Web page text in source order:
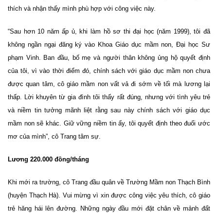
thích và nhận thấy mình phù hợp với công việc này.
“Sau hơn 10 năm ấp ủ, khi làm hồ sơ thi đại học (năm 1999), tôi đã
không ngần ngại đăng ký vào Khoa Giáo dục mầm non, Đại học Sư
phạm Vinh. Ban đầu, bố mẹ và người thân không ủng hộ quyết định
của tôi, vì vào thời điểm đó, chính sách với giáo dục mầm non chưa
được quan tâm, cô giáo mầm non vất vả đi sớm về tối mà lương lại
thấp. Lời khuyên từ gia đình tôi thấy rất đúng, nhưng với tình yêu trẻ
và niềm tin tưởng mãnh liệt rằng sau này chính sách với giáo dục
mầm non sẽ khác. Giữ vững niềm tin ấy, tôi quyết định theo đuổi ước
mơ của mình”, cô Trang tâm sự.
Lương 220.000 đồng/tháng
Khi mới ra trường, cô Trang đầu quân về Trường Mầm non Thạch Bình
(huyện Thạch Hà). Vui mừng vì xin được công việc yêu thích, cô giáo
trẻ hăng hái lên đường. Những ngày đầu mới đặt chân về mảnh đất